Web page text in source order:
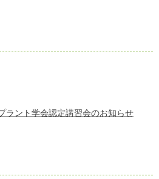
ラント学会認定講習会のお知らせ